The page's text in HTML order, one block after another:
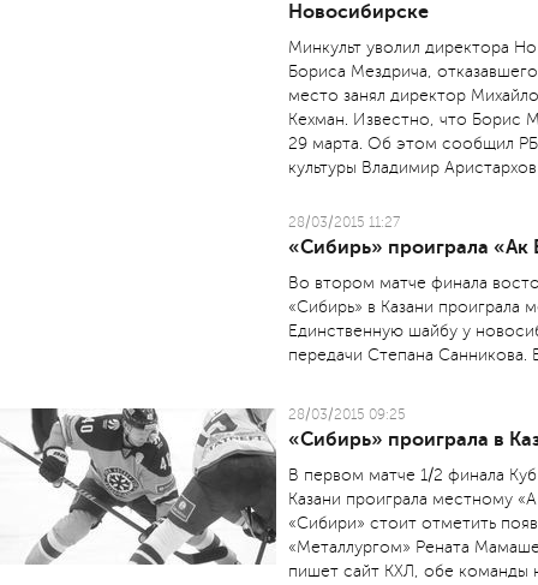
Новосибирске
Минкульт уволил директора
Бориса Мездрича,
место занял директор
Кехман. Известно, что Борис
29 марта. Об этом сообщил
культуры Владимир
28/03/2015 11:27
«Сибирь» проиграла «Ак
Во втором матче финала
«Сибирь» в Казани проиграла
Единственную шайбу у
передачи Степана Санникова.
28/03/2015 09:25
«Сибирь» проиграла в
В первом матче 1/2 финала
Казани проиграла местному
«Сибири» стоит отметить
«Металлургом» Рената
пишет сайт КХЛ, обе команды